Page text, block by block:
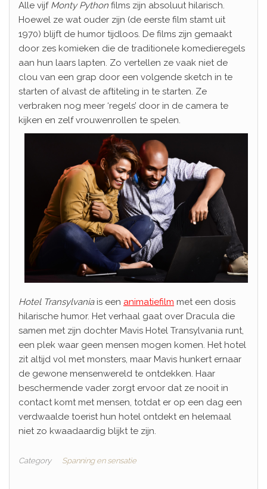
Alle vijf Monty Python films zijn absoluut hilarisch.
Hoewel ze wat ouder zijn (de eerste film stamt uit
1970) blijft de humor tijdloos. De films zijn gemaakt
door zes komieken die de traditionele komedieregels
aan hun laars lapten. Zo vertellen ze vaak niet de
clou van een grap door een volgende sketch in te
starten of alvast de aftiteling in te starten. Ze
verbraken nog meer ‘regels’ door in de camera te
kijken en zelf vrouwenrollen te spelen.
Hotel Transylvaniais een animatiefilm met een dosis
hilarische humor. Het verhaal gaat over Dracula die
samen met zijn dochter Mavis Hotel Transylvania runt,
een plek waar geen mensen mogen komen. Het hotel
zit altijd vol met monsters, maar Mavis hunkert ernaar
de gewone mensenwereld te ontdekken. Haar
beschermende vader zorgt ervoor dat ze nooit in
contact komt met mensen, totdat er op een dag een
verdwaalde toerist hun hotel ontdekt en helemaal
niet zo kwaadaardig blijkt te zijn.
Category Spanning en sensatie